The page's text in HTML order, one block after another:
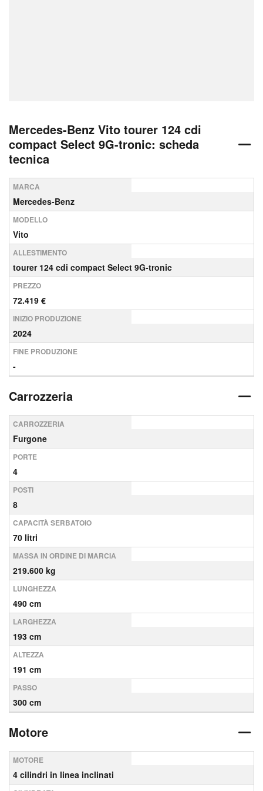
Mercedes-Benz Vito tourer 124 cdi
compact Select 9G-tronic: scheda
tecnica
MARCA
Mercedes-Benz
MODELLO
Vito
ALLESTIMENTO
tourer 124 cdi compact Select 9G-tronic
PREZZO
72.419 €
INIZIO PRODUZIONE
2024
FINE PRODUZIONE
-
Carrozzeria
CARROZZERIA
Furgone
PORTE
4
POSTI
8
CAPACITÀ SERBATOIO
70 litri
MASSA IN ORDINE DI MARCIA
219.600 kg
LUNGHEZZA
490 cm
LARGHEZZA
193 cm
ALTEZZA
191 cm
PASSO
300 cm
Motore
MOTORE
4 cilindri in linea inclinati